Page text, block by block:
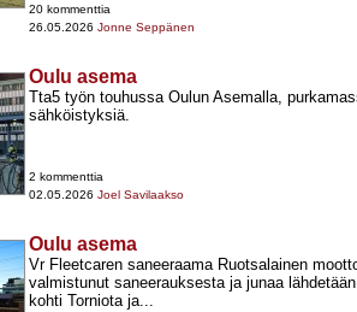
20 kommenttia
26.05.2026 Jonne Seppänen
Oulu asema
Tta5 työn touhussa Oulun Asemalla,
sähköistyksiä.
2 kommenttia
02.05.2026 Joel Savilaakso
Oulu asema
Vr Fleetcaren saneeraama Ruotsalainen
valmistunut saneerauksesta ja junaa
kohti Torniota ja...